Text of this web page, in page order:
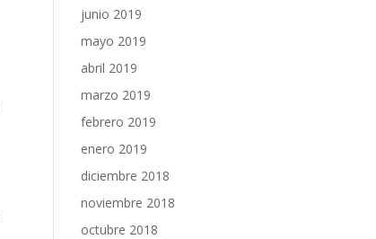
junio 2019
mayo 2019
abril 2019
marzo 2019
febrero 2019
enero 2019
diciembre 2018
noviembre 2018
octubre 2018